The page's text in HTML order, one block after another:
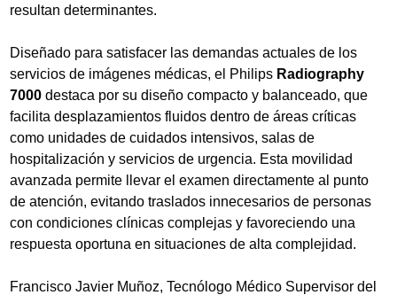
resultan determinantes.
Diseñado para satisfacer las demandas actuales de los
servicios de imágenes médicas, el Philips Radiography
7000 destaca por su diseño compacto y balanceado, que
facilita desplazamientos fluidos dentro de áreas críticas
como unidades de cuidados intensivos, salas de
hospitalización y servicios de urgencia. Esta movilidad
avanzada permite llevar el examen directamente al punto
de atención, evitando traslados innecesarios de personas
con condiciones clínicas complejas y favoreciendo una
respuesta oportuna en situaciones de alta complejidad.
Francisco Javier Muñoz, Tecnólogo Médico Supervisor del